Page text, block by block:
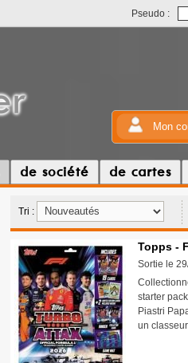
Pseudo :
Mon
de société de cartes
Tri :
Topps -
Sortie le
starter
Piastri
un